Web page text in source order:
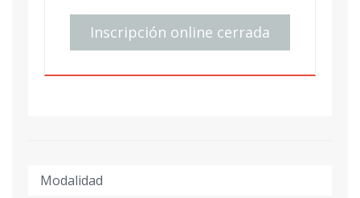
Inscripción online cerrada
Modalidad